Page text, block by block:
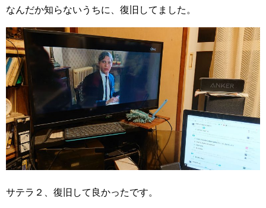
なんだか知らないうちに、復旧してました。
サテラ２、復旧して良かったです。